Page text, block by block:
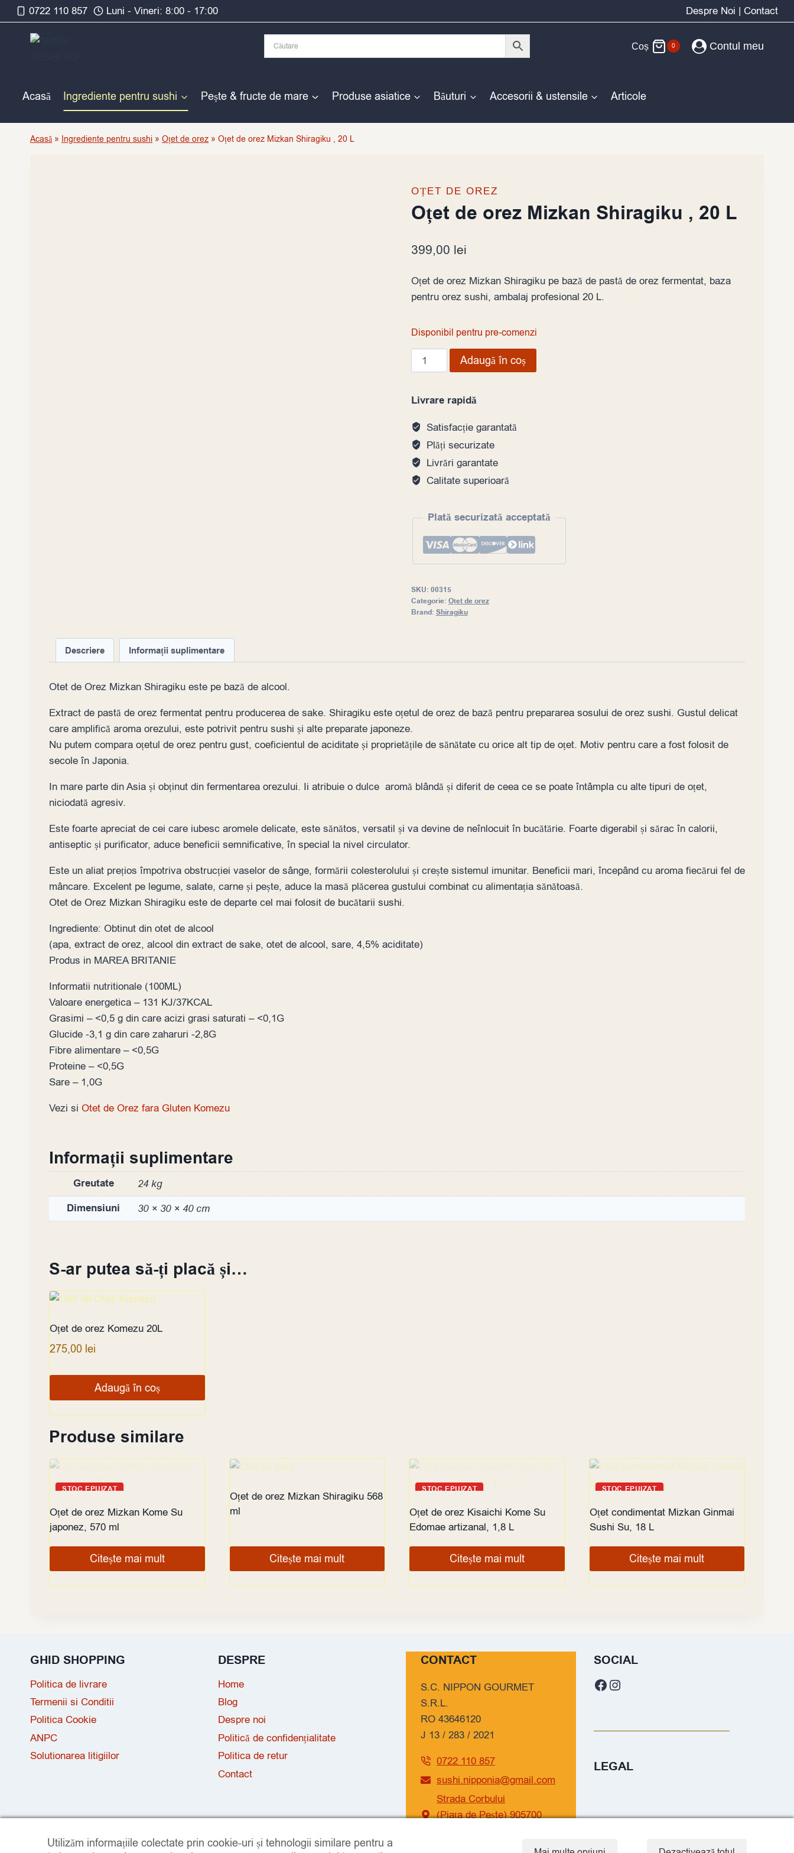
Skip
to
content
0722 110 857 Luni - Vineri: 8:00 - 17:00 Despre Noi | Contact
Coș 0 Contul meu
Acasă Ingrediente pentru sushi Pește & fructe de mare Produse asiatice Băuturi Accesorii & ustensile Articole
Acasă » Ingrediente pentru sushi » Oțet de orez » Oțet de orez Mizkan Shiragiku , 20 L
OȚET DE OREZ
Oțet de orez Mizkan Shiragiku , 20 L
399,00 lei
Oțet de orez Mizkan Shiragiku pe bază de pastă de orez fermentat, baza
pentru orez sushi, ambalaj profesional 20 L.
Disponibil pentru pre-comenzi
Cantitate
Oțet
orez
Mizkan
Shiragiku
,
20
L
Adaugă în coș
Livrare rapidă
Satisfacție garantată
Plăți securizate
Livrări garantate
Calitate superioară
Plată securizată acceptată
SKU: 00315
Categorie: Oțet de orez
Brand: Shiragiku
Descriere Informații suplimentare
Otet de Orez Mizkan Shiragiku este pe bază de alcool.
Extract de pastă de orez fermentat pentru producerea de sake. Shiragiku este oțetul de orez de bază pentru prepararea sosului de orez sushi. Gustul delicat
care amplifică aroma orezului, este potrivit pentru sushi și alte preparate japoneze.
Nu putem compara oțetul de orez pentru gust, coeficientul de aciditate și proprietățile de sănătate cu orice alt tip de oțet. Motiv pentru care a fost folosit de
secole în Japonia.
In mare parte din Asia și obținut din fermentarea orezului. Ii atribuie o dulce aromă blândă și diferit de ceea ce se poate întâmpla cu alte tipuri de oțet,
niciodată agresiv.
Este foarte apreciat de cei care iubesc aromele delicate, este sănătos, versatil și va devine de neînlocuit în bucătărie. Foarte digerabil și sărac în calorii,
antiseptic și purificator, aduce beneficii semnificative, în special la nivel circulator.
Este un aliat prețios împotriva obstrucției vaselor de sânge, formării colesterolului și crește sistemul imunitar. Beneficii mari, începând cu aroma fiecărui fel de
mâncare. Excelent pe legume, salate, carne și pește, aduce la masă plăcerea gustului combinat cu alimentația sănătoasă.
Otet de Orez Mizkan Shiragiku este de departe cel mai folosit de bucătarii sushi.
Ingrediente: Obtinut din otet de alcool
(apa, extract de orez, alcool din extract de sake, otet de alcool, sare, 4,5% aciditate)
Produs in MAREA BRITANIE
Informatii nutritionale (100ML)
Valoare energetica – 131 KJ/37KCAL
Grasimi – <0,5 g din care acizi grasi saturati – <0,1G
Glucide -3,1 g din care zaharuri -2,8G
Fibre alimentare – <0,5G
Proteine – <0,5G
Sare – 1,0G
Vezi si Otet de Orez fara Gluten Komezu
Informații suplimentare
Greutate 24 kg
Dimensiuni 30 × 30 × 40 cm
S-ar putea să-ți placă și…
Oțet de orez Komezu 20L
275,00 lei
Adaugă în coș
Produse similare
STOC EPUIZAT
Oțet de orez Mizkan Kome Su
japonez, 570 ml
Citește mai mult
Oțet de orez Mizkan Shiragiku 568
ml
Citește mai mult
STOC EPUIZAT
Oțet de orez Kisaichi Kome Su
Edomae artizanal, 1,8 L
Citește mai mult
STOC EPUIZAT
Oțet condimentat Mizkan Ginmai
Sushi Su, 18 L
Citește mai mult
GHID SHOPPING
Politica de livrare
Termenii si Conditii
Politica Cookie
ANPC
Solutionarea litigiilor
DESPRE
Home
Blog
Despre noi
Politică de confidențialitate
Politica de retur
Contact
CONTACT
S.C. NIPPON GOURMET
S.R.L.
RO 43646120
J 13 / 283 / 2021
0722 110 857
sushi.nipponia@gmail.com
Strada Corbului
(Piața de Pește) 905700
SOCIAL
Facebook
Instagram
LEGAL
Utilizăm informațiile colectate prin cookie-uri și tehnologii similare pentru a